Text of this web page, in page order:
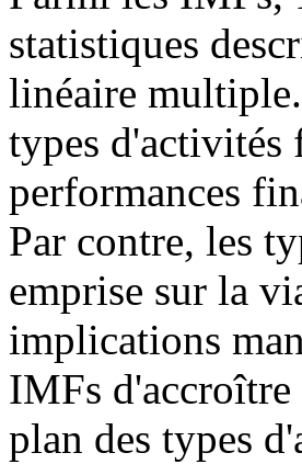
statistiques
linéaire
types d'activités
performances
Par contre, les
emprise sur la
implications
IMFs d'accroître
plan des types